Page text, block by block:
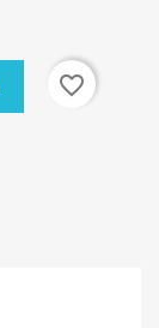
favorite_border